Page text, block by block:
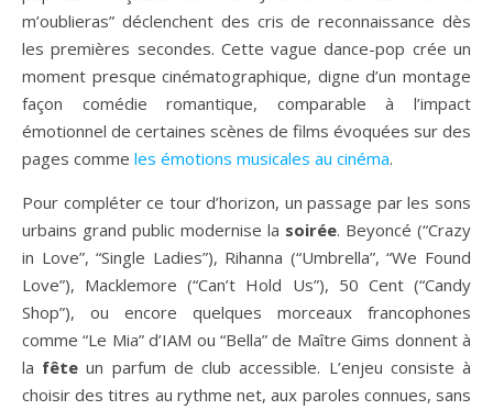
m’oublieras” déclenchent des cris de reconnaissance dès
les premières secondes. Cette vague dance-pop crée un
moment presque cinématographique, digne d’un montage
façon comédie romantique, comparable à l’impact
émotionnel de certaines scènes de films évoquées sur des
pages comme les émotions musicales au cinéma.
Pour compléter ce tour d’horizon, un passage par les sons
urbains grand public modernise la soirée. Beyoncé (“Crazy
in Love”, “Single Ladies”), Rihanna (“Umbrella”, “We Found
Love”), Macklemore (“Can’t Hold Us”), 50 Cent (“Candy
Shop”), ou encore quelques morceaux francophones
comme “Le Mia” d’IAM ou “Bella” de Maître Gims donnent à
la fête un parfum de club accessible. L’enjeu consiste à
choisir des titres au rythme net, aux paroles connues, sans